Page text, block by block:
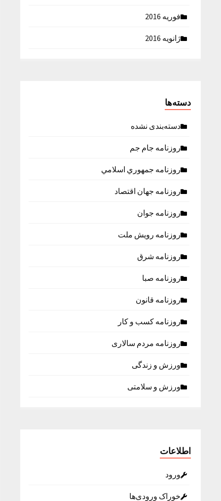
فوریه 2016
ژانویه 2016
دسته‌ها
دسته‌بندی نشده
روزنامه جام جم
روزنامه جمهوري اسلامي
روزنامه جهان اقتصاد
روزنامه جوان
روزنامه رویش ملت
روزنامه شرق
روزنامه صبا
روزنامه قانون
روزنامه كسب و كار
روزنامه مردم سالاری
ورزش و زندگی
ورزش و سلامتی
اطلاعات
ورود
خوراک ورودی‌ها